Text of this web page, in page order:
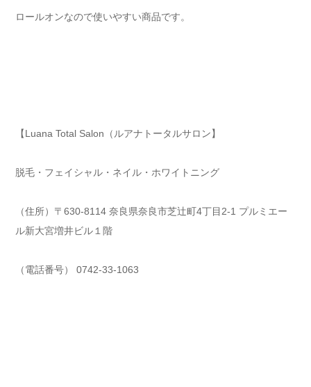
ロールオンなので使いやすい商品です。
【Luana Total Salon（ルアナトータルサロン】
脱毛・フェイシャル・ネイル・ホワイトニング
（住所）〒630-8114 奈良県奈良市芝辻町4丁目2-1 プルミエー
ル新大宮増井ビル１階
（電話番号） 0742-33-1063